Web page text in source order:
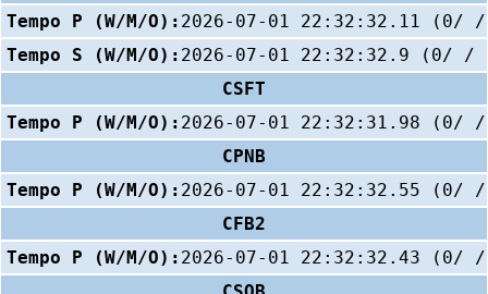
Tempo P (W/M/O): 2026-07-01 22:32:32.11 (0/
Tempo S (W/M/O): 2026-07-01 22:32:32.9 (0/ /
CSFT
Tempo P (W/M/O): 2026-07-01 22:32:31.98 (0/
CPNB
Tempo P (W/M/O): 2026-07-01 22:32:32.55 (0/
CFB2
Tempo P (W/M/O): 2026-07-01 22:32:32.43 (0/